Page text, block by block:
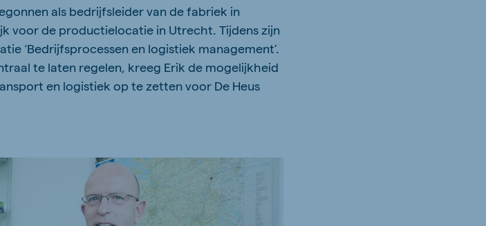
als bedrijfsleider van de fabriek in
voor de productielocatie in Utrecht. Tijdens zijn
‘Bedrijfsprocessen en logistiek management’.
te laten regelen, kreeg Erik de mogelijkheid
en logistiek op te zetten voor De Heus